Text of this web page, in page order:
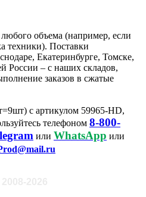
объема (например, если
техники). Поставки
Екатеринбурге, Томске,
России – с наших складов,
заказов в сжатые
с артикулом 59965-HD,
телефоном 8-800-
или WhatsApp или